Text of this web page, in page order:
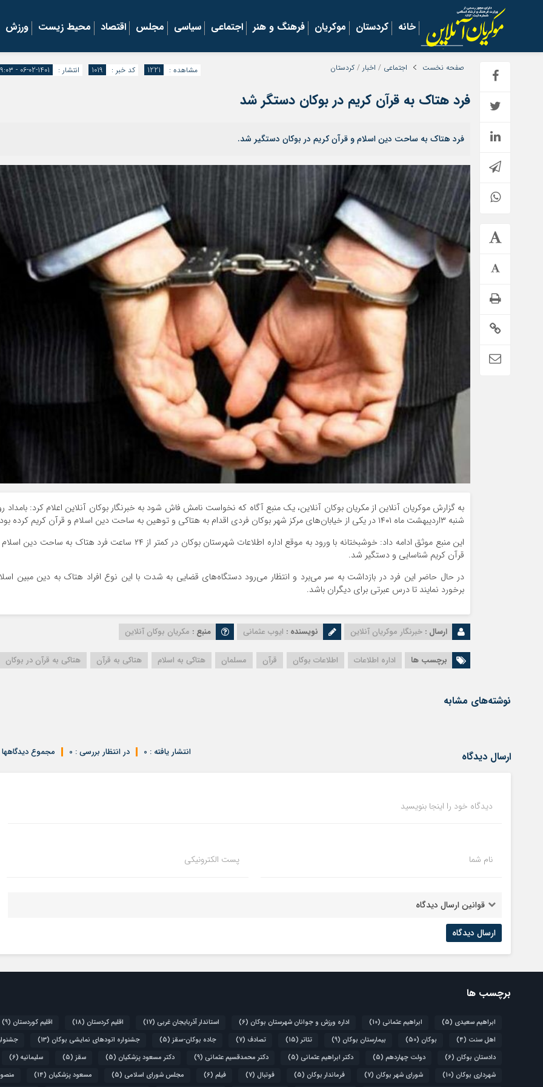
خانه کردستان موکریان فرهنگ و هنر اجتماعی سیاسی مجلس اقتصاد محیط زیست ورزش
صفحه نخست اجتماعی / اخبار / کردستان انتشار : 1401-02-06 - ۱۹:۰۳ کد خبر : 1019 مشاهده : 1221
فرد هتاک به قرآن کریم در بوکان دستگر شد
فرد هتاک به ساحت دین اسلام و قرآن کریم در بوکان دستگیر شد.
به گزارش موکریان آنلاین از مکریان بوکان آنلاین، یک منبع آگاه که نخواست نامش فاش شود به خبرنگار بوکان آنلاین اعلام کرد: بامداد
شنبه ۳اردیبهشت ماه ۱۴۰۱ در یکی از خیابان‌های مرکز شهر بوکان فردی اقدام به هتاکی و توهین به ساحت دین اسلام و قرآن کریم کرده بود.
این منبع موثق ادامه داد: خوشبختانه با ورود به موقع اداره اطلاعات شهرستان بوکان در کمتر از ۲۴ ساعت فرد هتاک به ساحت دین
قرآن کریم شناسایی و دستگیر شد.
در حال حاضر این فرد در بازداشت به سر می‌برد و انتظار می‌رود دستگاه‌های قضایی به شدت با این نوع افراد هتاک به دین مبین
برخورد نمایند تا درس عبرتی برای دیگران باشد.
ارسال : خبرنگار موکریان آنلاین نویسنده : ایوب عثمانی منبع : مکریان بوکان آنلاین
برچسب ها اداره اطلاعات اطلاعات بوکان قرآن مسلمان هتاکی به اسلام هتاکی به قرآن هتاکی به قرآن در بوکان
نوشته‌های مشابه
ارسال دیدگاه مجموع دیدگاهها در انتظار بررسی : 0 انتشار یافته : 0
دیدگاه خود را اینجا بنویسید
نام شما پست الکترونیکی
قوانین ارسال دیدگاه
برچسب ها
ابراهیم سعیدی (5) ابراهیم عثمانی (10) اداره ورزش و جوانان شهرستان بوکان (6) استاندار آذربایجان غربی (17) اقلیم کردستان (18) اقلیم کوردستان (9)
اهل سنت (4) بوکان (50) بیمارستان بوکان (9) تئاتر(15) تصادف (7) جاده بوکان-سقز(5) جشنواره اتودهای نمایشی بوکان (13)
دادستان بوکان (6) دولت چهاردهم (5) دکتر ابراهیم عثمانی (5) دکتر محمدقسیم عثمانی (9) دکتر مسعود پزشکیان (5) سقز(5) سلیمانیه (6)
شهرداری بوکان (10) شورای شهر بوکان (7) فرماندار بوکان (5) فوتبال (7) فیلم (6) مجلس شورای اسلامی (5) مسعود پزشکیان (14)